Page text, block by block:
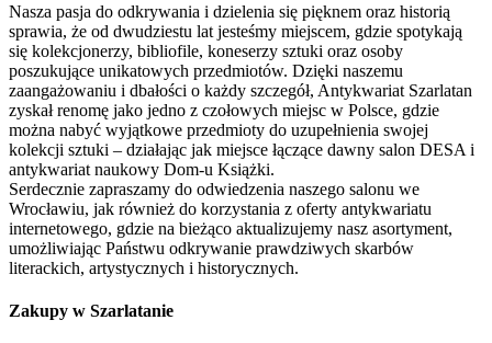
Nasza pasja do odkrywania i dzielenia się pięknem oraz historią
sprawia, że od dwudziestu lat jesteśmy miejscem, gdzie spotykają
się kolekcjonerzy, bibliofile, koneserzy sztuki oraz osoby
poszukujące unikatowych przedmiotów. Dzięki naszemu
zaangażowaniu i dbałości o każdy szczegół, Antykwariat Szarlatan
zyskał renomę jako jedno z czołowych miejsc w Polsce, gdzie
można nabyć wyjątkowe przedmioty do uzupełnienia swojej
kolekcji sztuki – działając jak miejsce łączące dawny salon DESA i
antykwariat naukowy Dom-u Książki.
Serdecznie zapraszamy do odwiedzenia naszego salonu we
Wrocławiu, jak również do korzystania z oferty antykwariatu
internetowego, gdzie na bieżąco aktualizujemy nasz asortyment,
umożliwiając Państwu odkrywanie prawdziwych skarbów
literackich, artystycznych i historycznych.
Zakupy w Szarlatanie